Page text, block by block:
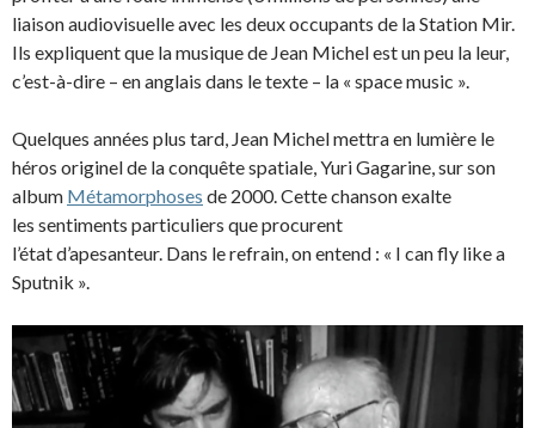
liaison audiovisuelle avec les deux occupants de la Station Mir.
Ils expliquent que la musique de Jean Michel est un peu la leur,
c’est-à-dire – en anglais dans le texte – la « space music ».
Quelques années plus tard, Jean Michel mettra en lumière le
héros originel de la conquête spatiale, Yuri Gagarine, sur son
album Métamorphoses de 2000. Cette chanson exalte
les sentiments particuliers que procurent
l’état d’apesanteur. Dans le refrain, on entend : « I can fly like a
Sputnik ».